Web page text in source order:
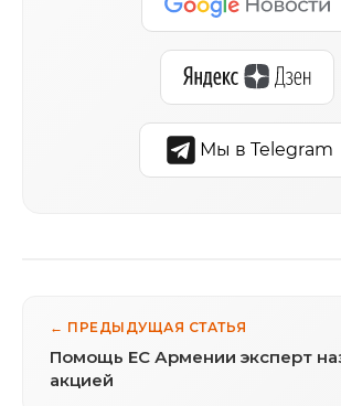
Мы в Telegram
← ПРЕДЫДУЩАЯ СТАТЬЯ
Помощь ЕС Армении эксперт
акцией